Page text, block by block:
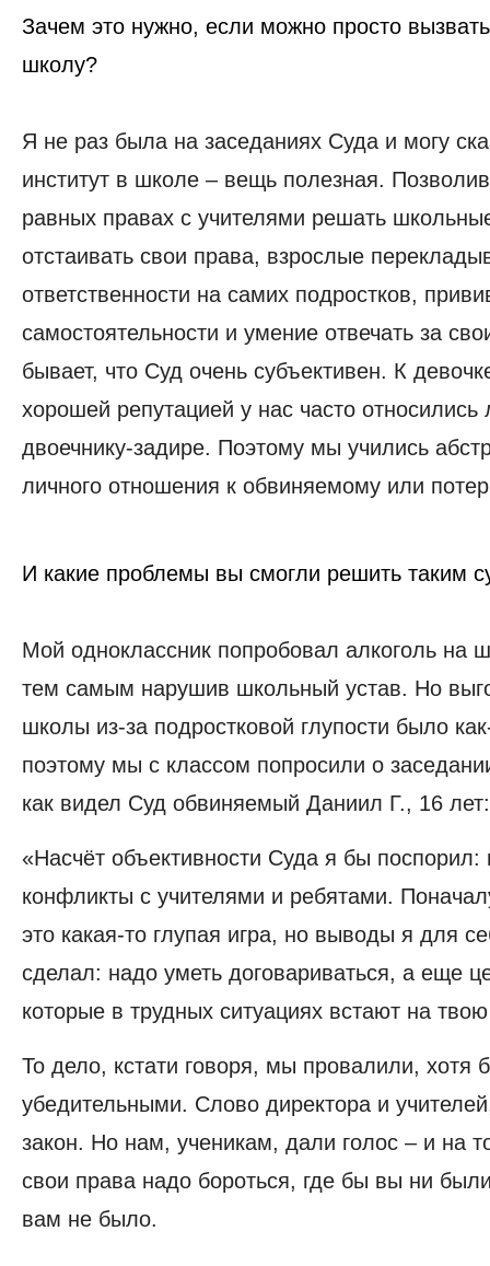
Зачем это нужно, если можно просто
школу?
Я не раз была на заседаниях Суда и могу
институт в школе – вещь полезная.
равных правах с учителями решать
отстаивать свои права, взрослые
ответственности на самих подростков,
самостоятельности и умение отвечать за
бывает, что Суд очень субъективен. К
хорошей репутацией у нас часто
двоечнику-задире. Поэтому мы учились
личного отношения к обвиняемому или
И какие проблемы вы смогли решить таким
Мой одноклассник попробовал алкоголь на
тем самым нарушив школьный устав. Но
школы из-за подростковой глупости было
поэтому мы с классом попросили о
как видел Суд обвиняемый Даниил Г., 16
«Насчёт объективности Суда я бы
конфликты с учителями и ребятами.
это какая-то глупая игра, но выводы я для
сделал: надо уметь договариваться, а еще
которые в трудных ситуациях встают на
То дело, кстати говоря, мы провалили, хотя
убедительными. Слово директора и
закон. Но нам, ученикам, дали голос – и на
свои права надо бороться, где бы вы ни
вам не было.